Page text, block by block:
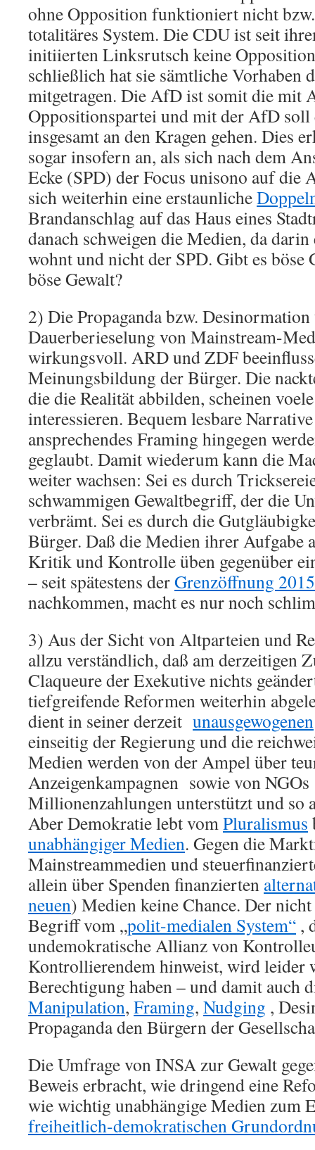
ohne Opposition funktioniert nicht
totalitäres System. Die CDU ist seit
initiierten Linksrutsch keine
schließlich hat sie sämtliche Vorhaben
mitgetragen. Die AfD ist somit die mit
Oppositionspartei und mit der AfD soll
insgesamt an den Kragen gehen. Dies
sogar insofern an, als sich nach dem
Ecke (SPD) der Focus unisono auf die
sich weiterhin eine erstaunliche
Brandanschlag auf das Haus eines
danach schweigen die Medien, da
wohnt und nicht der SPD. Gibt es böse
böse Gewalt?
2) Die Propaganda bzw.
Dauerberieselung von Mainstream-
wirkungsvoll. ARD und ZDF
Meinungsbildung der Bürger. Die
die die Realität abbilden, scheinen
interessieren. Bequem lesbare
ansprechendes Framing hingegen
geglaubt. Damit wiederum kann die
weiter wachsen: Sei es durch
schwammigen Gewaltbegriff, der die
verbrämt. Sei es durch die
Bürger. Daß die Medien ihrer Aufgabe
Kritik und Kontrolle üben gegenüber
– seit spätestens derGrenzöffnung 2015
nachkommen, macht es nur noch
3) Aus der Sicht von Altparteien und
allzu verständlich, daß am derzeitigen
Claqueure der Exekutive nichts
tiefgreifende Reformen weiterhin
dient in seiner derzeit unausgewogenen
einseitig der Regierung und die
Medien werden von der Ampel über
Anzeigenkampagnen sowie von
Millionenzahlungen unterstützt und so
Aber Demokratie lebt vomPluralismus
unabhängiger Medien. Gegen die
Mainstreammedien und
allein über Spenden finanzierten
neuen) Medien keine Chance. Der
Begriff vom „polit-medialen System“ ,
undemokratische Allianz von
Kontrollierendem hinweist, wird leider
Berechtigung haben – und damit auch
Manipulation, Framing, Nudging ,
Propaganda den Bürgern der
Die Umfrage von INSA zur Gewalt
Beweis erbracht, wie dringend eine
wie wichtig unabhängige Medien zum
freiheitlich-demokratischen